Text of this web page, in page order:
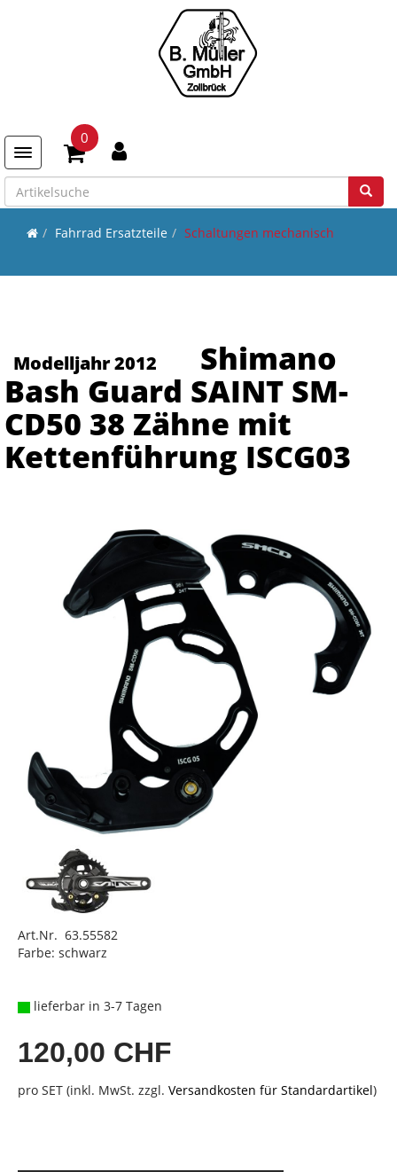
Toggle navigation
0
Fahrrad Ersatzteile Schaltungen mechanisch
Modelljahr 2012
Shimano
Bash Guard SAINT SM-
CD50 38 Zähne mit
Kettenführung ISCG03
Art.Nr. 63.55582
Farbe: schwarz
lieferbar in 3-7 Tagen
120,00 CHF
pro SET (inkl. MwSt. zzgl. Versandkosten für Standardartikel)